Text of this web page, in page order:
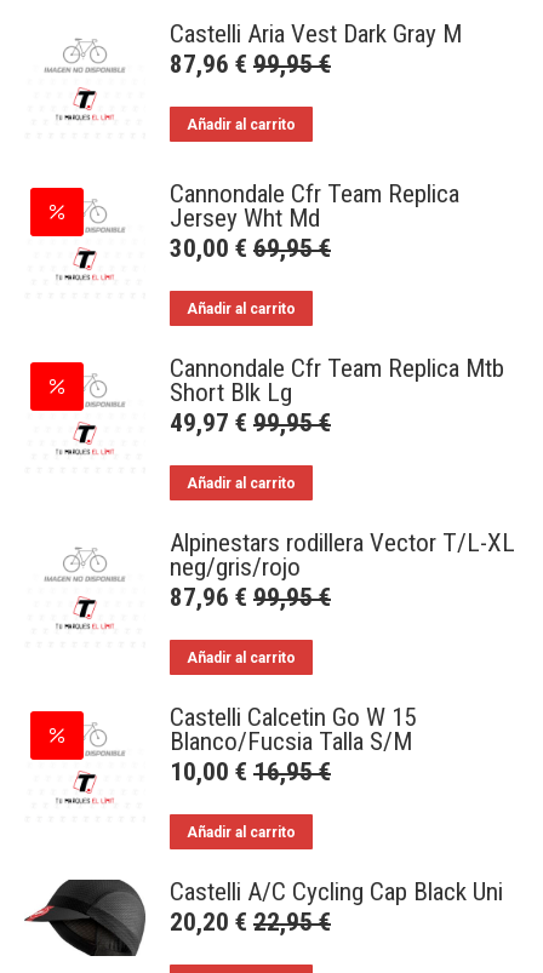
Castelli Aria Vest Dark Gray M
87,96 € 99,95€
Añadir al carrito
Cannondale Cfr Team Replica
Jersey Wht Md
30,00 € 69,95€
Añadir al carrito
Cannondale Cfr Team Replica Mtb
Short Blk Lg
49,97 € 99,95€
Añadir al carrito
Alpinestars rodillera Vector T/L-XL
neg/gris/rojo
87,96 € 99,95€
Añadir al carrito
Castelli Calcetin Go W 15
Blanco/Fucsia Talla S/M
10,00 € 16,95€
Añadir al carrito
Castelli A/C Cycling Cap Black Uni
20,20 € 22,95€